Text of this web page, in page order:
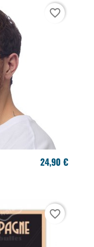
24,90 €
favorite_border
favorite_border